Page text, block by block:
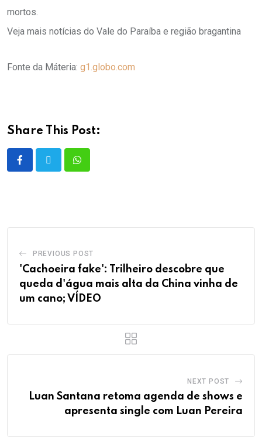
mortos.
Veja mais notícias do Vale do Paraíba e região bragantina
Fonte da Máteria: g1.globo.com
Share This Post:
PREVIOUS POST
'Cachoeira fake': Trilheiro descobre que
queda d'água mais alta da China vinha de
um cano; VÍDEO
NEXT POST
Luan Santana retoma agenda de shows e
apresenta single com Luan Pereira